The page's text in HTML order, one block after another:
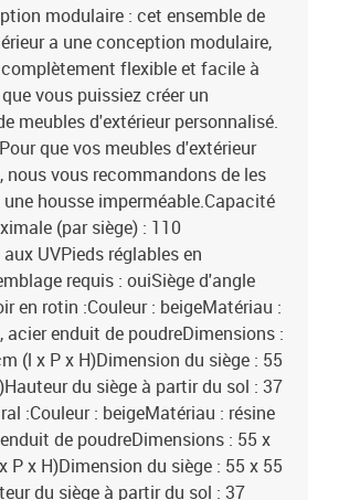
modulaire : cet ensemble de
a une conception modulaire,
flexible et facile à
vous puissiez créer un
meubles d'extérieur personnalisé.
que vos meubles d'extérieur
nous vous recommandons de les
housse imperméable.Capacité
(par siège) : 110
UVPieds réglables en
requis : ouiSiège d'angle
en rotin :Couleur : beigeMatériau :
acier enduit de poudreDimensions :
(l x P x H)Dimension du siège : 55
du siège à partir du sol : 37
:Couleur : beigeMatériau : résine
de poudreDimensions : 55 x
P x H)Dimension du siège : 55 x 55
du siège à partir du sol : 37